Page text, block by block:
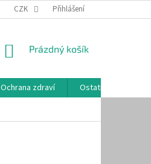
CZK Přihlášení
NÁKUPNÍ
Prázdný košík
Ochrana zdraví Ostatní